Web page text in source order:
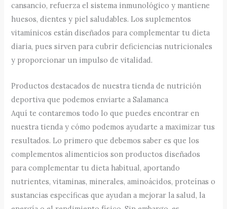
cansancio, refuerza el sistema inmunológico y mantiene
huesos, dientes y piel saludables. Los suplementos
vitamínicos están diseñados para complementar tu dieta
diaria, pues sirven para cubrir deficiencias nutricionales
y proporcionar un impulso de vitalidad.
Productos destacados de nuestra tienda de nutrición
deportiva que podemos enviarte a Salamanca
Aquí te contaremos todo lo que puedes encontrar en
nuestra tienda y cómo podemos ayudarte a maximizar tus
resultados. Lo primero que debemos saber es que los
complementos alimenticios son productos diseñados
para complementar tu dieta habitual, aportando
nutrientes, vitaminas, minerales, aminoácidos, proteínas o
sustancias específicas que ayudan a mejorar la salud, la